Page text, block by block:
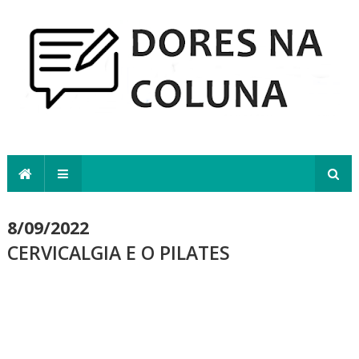
8/09/2022
CERVICALGIA E O PILATES